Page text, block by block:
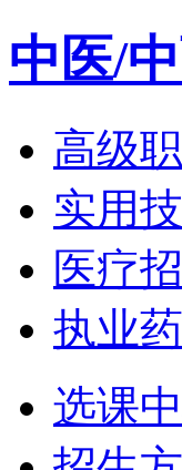
中医/
高级
实用
医疗
执业
选课